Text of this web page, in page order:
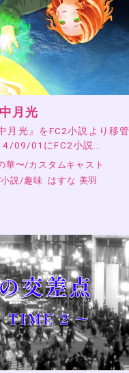
月光
月光』をFC2小説より移管
09/01にFC2小説…
華〜/カスタムキャスト
小説 /趣味 はすな 美羽